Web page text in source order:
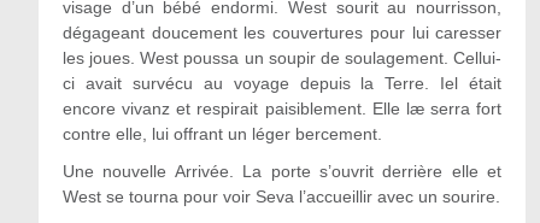
visage d’un bébé endormi. West sourit au nourrisson,
dégageant doucement les couvertures pour lui caresser
les joues. West poussa un soupir de soulagement. Cellui-
ci avait survécu au voyage depuis la Terre. Iel était
encore vivanz et respirait paisiblement. Elle læ serra fort
contre elle, lui offrant un léger bercement.
Une nouvelle Arrivée. La porte s’ouvrit derrière elle et
West se tourna pour voir Seva l’accueillir avec un sourire.